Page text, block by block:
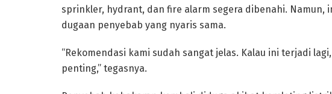
sprinkler, hydrant, dan fire alarm segera dibenahi. Namun,
dugaan penyebab yang nyaris sama.
“Rekomendasi kami sudah sangat jelas. Kalau ini terjadi
penting,” tegasnya.